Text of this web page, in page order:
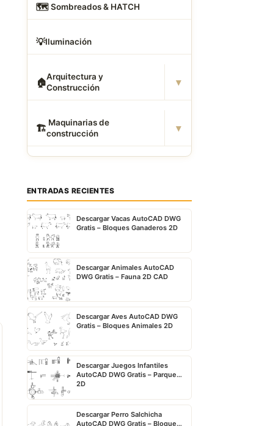
🗺️ Sombreados & HATCH
💡Iluminación
🏠Arquitectura y
Construcción
▾
🏗 ️ Maquinarias de
construcción
▾
ENTRADAS RECIENTES
Descargar Vacas AutoCAD DWG
Gratis – Bloques Ganaderos 2D
Descargar Animales AutoCAD
DWG Gratis – Fauna 2D CAD
Descargar Aves AutoCAD DWG
Gratis – Bloques Animales 2D
Descargar Juegos Infantiles
AutoCAD DWG Gratis – Parque
2D
Descargar Perro Salchicha
AutoCAD DWG Gratis – Bloque